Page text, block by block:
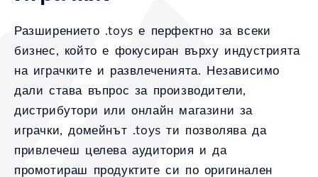
Разширението .toys е перфектно за всеки
бизнес, който е фокусиран върху индустрията
на играчките и развлеченията. Независимо
дали става въпрос за производители,
дистрибутори или онлайн магазини за
играчки, домейнът .toys ти позволява да
привлечеш целева аудитория и да
промотираш продуктите си по оригинален